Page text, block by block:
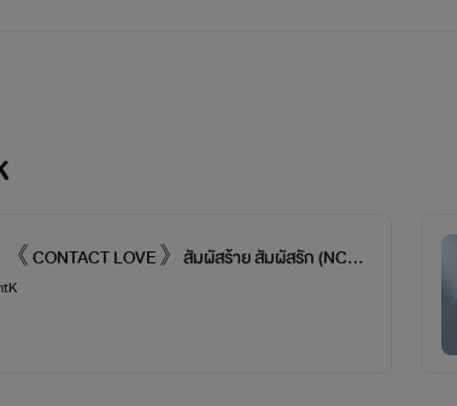
《 CONTACT LOVE 》สัมผัสร้าย สัมผัสรัก (NC18
+)